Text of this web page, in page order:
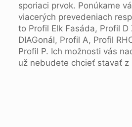
sporiaci prvok. Ponúkame
viacerých prevedeniach
to Profil Elk Fasáda, Profil D
DIAGonál, Profil A, Profil
Profil P. Ich možnosti vás
už nebudete chcieť stavať z